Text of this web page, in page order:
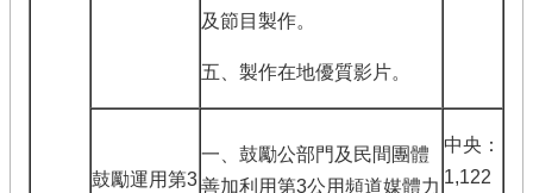
及節目製作。
五、製作在地優質影片。
鼓勵運用第3
一、鼓勵公部門及民間團體
善加利用第3公用頻道媒體力
中央：
1,122